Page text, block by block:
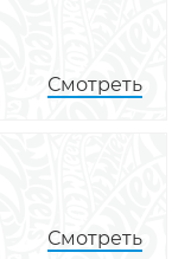
Смотреть
Смотреть